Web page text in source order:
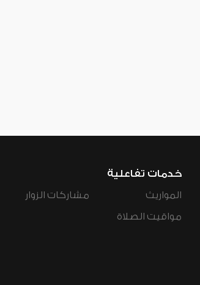
خدمات تفاعلية
المواريث
مواقيت الصلاة
مشاركات الزوار